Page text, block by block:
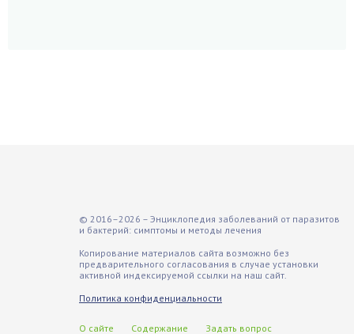
© 2016–2026 – Энциклопедия заболеваний от паразитов
и бактерий: симптомы и методы лечения
Копирование материалов сайта возможно без
предварительного согласования в случае установки
активной индексируемой ссылки на наш сайт.
Политика конфиденциальности
О сайте Содержание Задать вопрос